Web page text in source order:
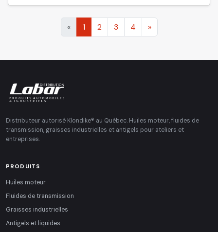
« 1 2 3 4 »
Distributeur autorisé Klondike® au Québec. Huiles moteur, fluides de
transmission, graisses industrielles et antigels pour ateliers et
entreprises.
PRODUITS
Huiles moteur
Fluides de transmission
Graisses industrielles
Antigels et liquides